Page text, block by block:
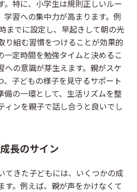
。特に、小学生は規則正しいルー
学習への集中力が高まります。例
までに設定し、早起きして朝の光
り組む習慣をつけることが効果的
一定時間を勉強タイムと決めるこ
への意識が芽生えます。親がスケ
、子どもの様子を見守るサポート
備の一環として、生活リズムを整
ィンを親子で話し合うと良いでし
長のサイン
てきた子どもには、いくつかの成
す。例えば、親が声をかけなくて